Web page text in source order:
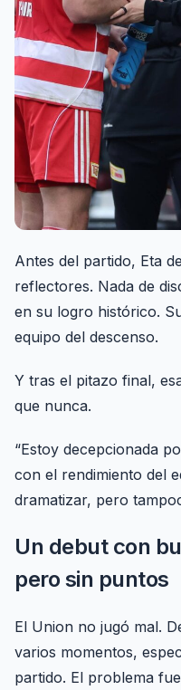
Antes del partido, Eta
reflectores. Nada de
en su logro histórico.
equipo del descenso.
Y tras el pitazo final,
que nunca.
“Estoy decepcionada
con el rendimiento del
dramatizar, pero
Un debut con
pero sin puntos
El Union no jugó mal.
varios momentos,
partido. El problema